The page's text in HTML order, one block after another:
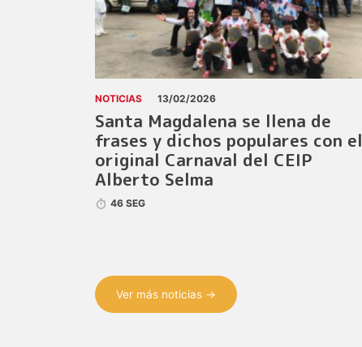
NOTICIAS 13/02/2026
Santa Magdalena se llena de
frases y dichos populares con el
original Carnaval del CEIP
Alberto Selma
46 SEG
Ver más noticias →